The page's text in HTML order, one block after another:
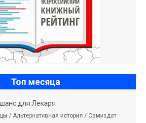
Топ месяца
для Лекаря
/ Альтернативная история / Самиздат